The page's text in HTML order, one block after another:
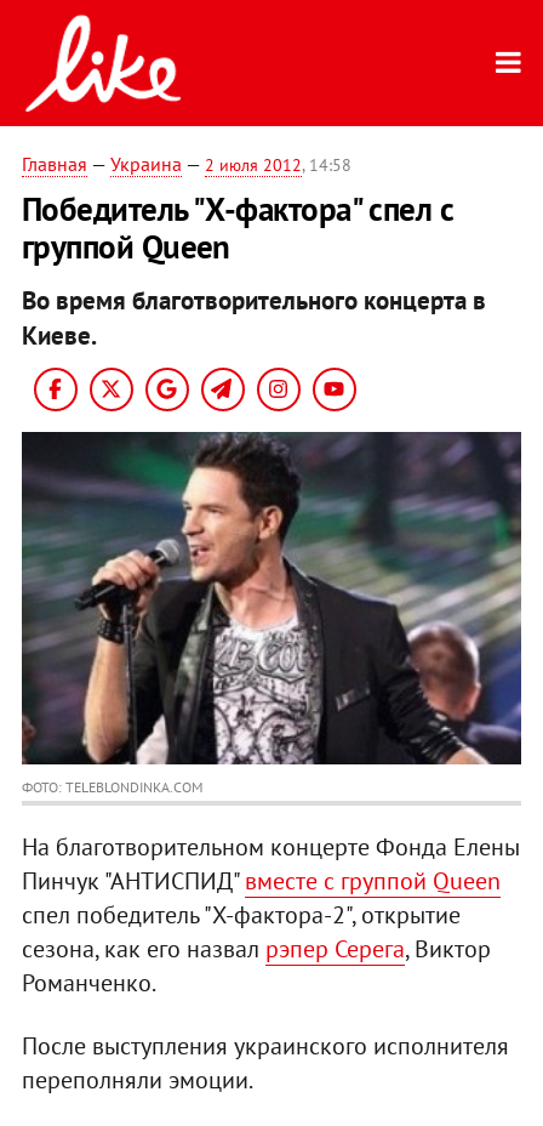
Главная — Украина — 2 июля 2012, 14:58
Победитель "Х-фактора" спел с
группой Queen
Во время благотворительного концерта в
Киеве.
ФОТО: TELEBLONDINKA.COM
На благотворительном концерте Фонда Елены
Пинчук "АНТИСПИД"вместе с группой Queen
спел победитель "Х-фактора-2", открытие
сезона, как его назвал рэпер Серега, Виктор
Романченко.
После выступления украинского исполнителя
переполняли эмоции.